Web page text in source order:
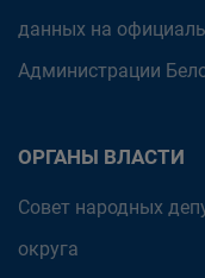
данных на
Администрации
ОРГАНЫ ВЛАСТИ
Совет народных
округа